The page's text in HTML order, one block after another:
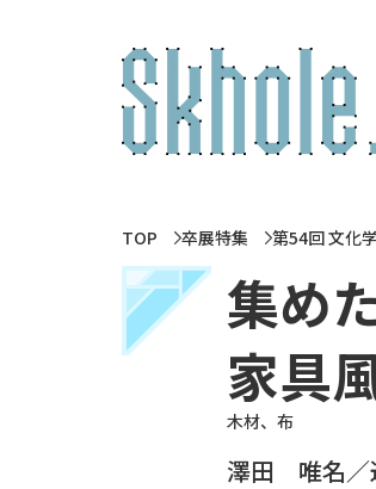
TOP 卒展特集 第54回 文化
集め
家具
木材、布
澤田 唯名／